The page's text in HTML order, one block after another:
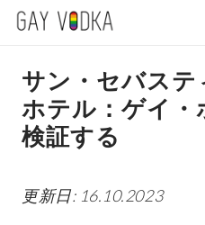
サン・セバステ
ホテル：ゲイ・
検証する
更新日: 16.10.2023